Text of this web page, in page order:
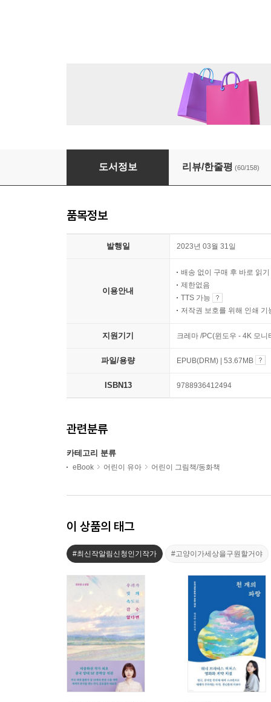
고양이 해결사 깜냥 4
도서정보 리뷰/한줄평 (60/158)
품목정보
발행일 2023년 03월 31일
이용안내
배송 없이 구매 후 바로 읽기
제한없음
TTS 가능
저작권 보호를 위해 인쇄 기
지원기기 크레마 /PC(윈도우 - 4K 모
파일/용량 EPUB(DRM) | 53.67MB
ISBN13 9788936412494
관련분류
카테고리 분류
eBook 어린이 유아 어린이 그림책/동화책
이 상품의 태그
#최신작알림신청인기작가 #고양이가세상을구원할거야